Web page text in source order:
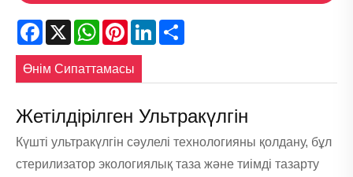
Facebook
X WhatsApp
PinterestLinkedIn
Өнім Сипаттамасы
Жетілдірілген Ультракүлгін
Күшті ультракүлгін сәулелі технологияны қолдану, бұл
стерилизатор экологиялық таза және тиімді тазарту